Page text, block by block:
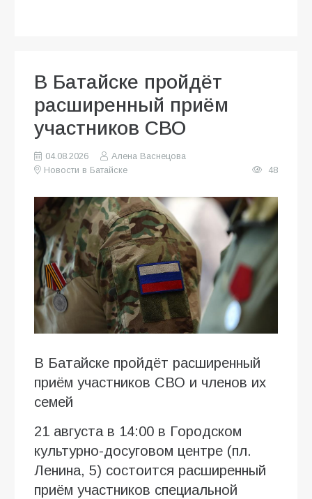
В Батайске пройдёт
расширенный приём
участников СВО
04.08.2026
Алена Васнецова
Новости в Батайске
48
В Батайске пройдёт расширенный
приём участников СВО и членов их
семей
21 августа в 14:00 в Городском
культурно-досуговом центре (пл.
Ленина, 5) состоится расширенный
приём участников специальной